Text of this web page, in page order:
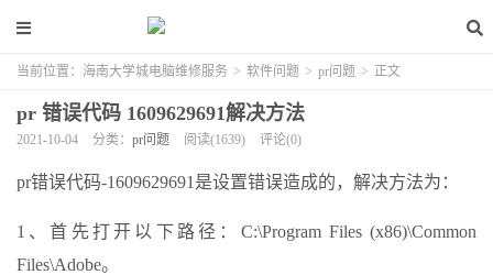
当前位置： 海南大学城电脑维修服务 > 软件问题 > pr问题 > 正文
pr 错误代码 1609629691解决方法
2021-10-04 分类： pr问题 阅读(1639) 评论(0)
pr错误代码-1609629691是设置错误造成的，解决方法为：
1、首先打开以下路径：C:\Program Files (x86)\Common
Files\Adobe。